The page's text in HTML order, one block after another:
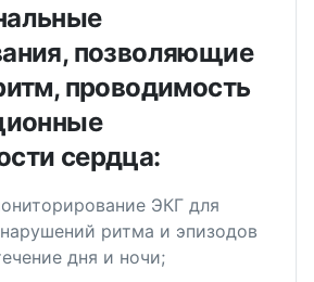
позволяющие
проводимость
сердца:
ЭКГ для
ритма и эпизодов
дня и ночи;